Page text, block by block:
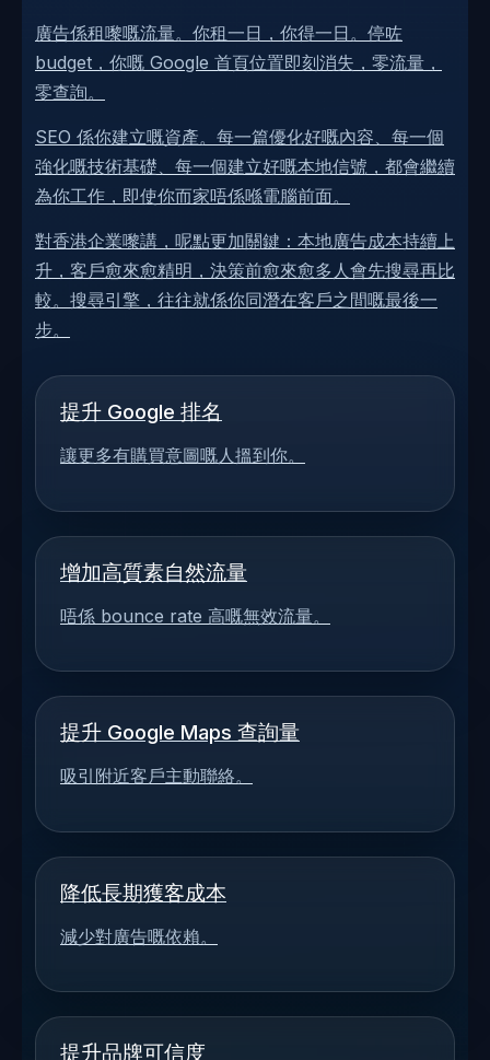
廣告係租嚟嘅流量。你租一日，你得一日。停咗
budget，你嘅 Google 首頁位置即刻消失，零流量，
零查詢。
SEO 係你建立嘅資產。每一篇優化好嘅內容、每一個
強化嘅技術基礎、每一個建立好嘅本地信號，都會繼續
為你工作，即使你而家唔係喺電腦前面。
對香港企業嚟講，呢點更加關鍵：本地廣告成本持續上
升，客戶愈來愈精明，決策前愈來愈多人會先搜尋再比
較。搜尋引擎，往往就係你同潛在客戶之間嘅最後一
步。
提升 Google 排名
讓更多有購買意圖嘅人搵到你。
增加高質素自然流量
唔係 bounce rate 高嘅無效流量。
提升 Google Maps 查詢量
吸引附近客戶主動聯絡。
降低長期獲客成本
減少對廣告嘅依賴。
提升品牌可信度